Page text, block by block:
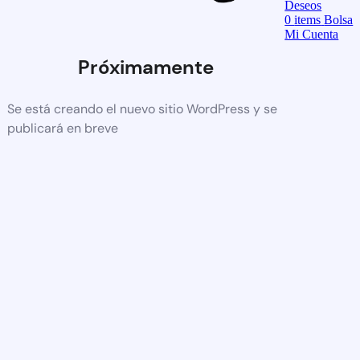
Próximamente
Se está creando el nuevo sitio WordPress y se
publicará en breve
Deseos
0items Bolsa
Mi Cuenta